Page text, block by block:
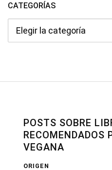
CATEGORÍAS
POSTS SOBRE
RECOMENDADOS
VEGANA
ORIGEN